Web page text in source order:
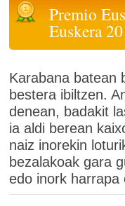
Premio
Euskera
Karabana batean
bestera ibiltzen.
denean, badakit
ia aldi berean
naiz inorekin
bezalakoak gara
edo inork harrapa